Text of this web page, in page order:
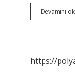
Devamını
https://